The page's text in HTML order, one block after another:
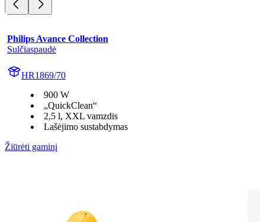
Philips Avance Collection
Sulčiaspaudė
HR1869/70
900 W
„QuickClean“
2,5 l, XXL vamzdis
Lašėjimo sustabdymas
Žiūrėti gaminį